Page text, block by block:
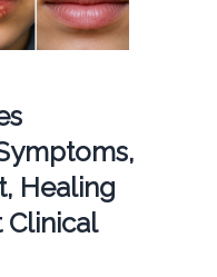
Healing
Clinical